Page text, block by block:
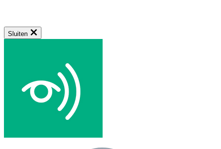
Sluiten